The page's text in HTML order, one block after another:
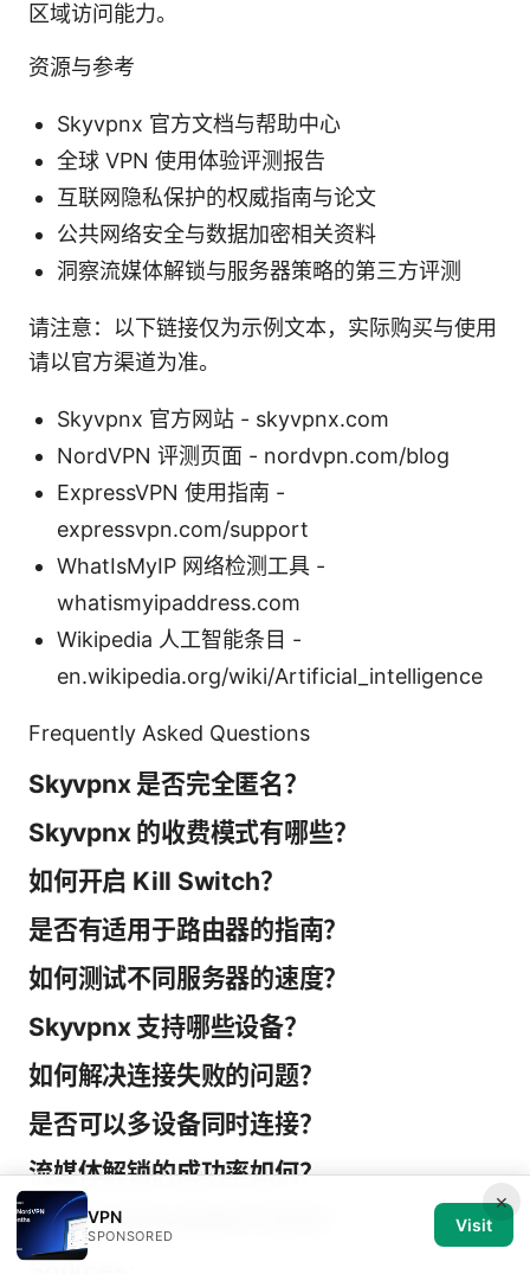
区域访问能力。
资源与参考
Skyvpnx 官方文档与帮助中心
全球 VPN 使用体验评测报告
互联网隐私保护的权威指南与论文
公共网络安全与数据加密相关资料
洞察流媒体解锁与服务器策略的第三方评测
请注意：以下链接仅为示例文本，实际购买与使用
请以官方渠道为准。
Skyvpnx 官方网站 - skyvpnx.com
NordVPN 评测页面 - nordvpn.com/blog
ExpressVPN 使用指南 -
expressvpn.com/support
WhatIsMyIP 网络检测工具 -
whatismyipaddress.com
Wikipedia 人工智能条目 -
en.wikipedia.org/wiki/Artificial_intelligence
Frequently Asked Questions
Skyvpnx 是否完全匿名？
Skyvpnx 的收费模式有哪些？
如何开启 Kill Switch？
是否有适用于路由器的指南？
如何测试不同服务器的速度？
Skyvpnx 支持哪些设备？
如何解决连接失败的问题？
是否可以多设备同时连接？
流媒体解锁的成功率如何？
如何评估隐私政策的可靠性？
×
VPN
SPONSORED
Visit